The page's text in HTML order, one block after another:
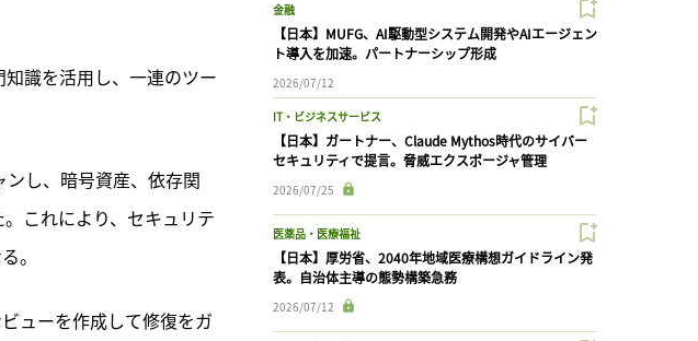
識を活用し、一連のツー
し、暗号資産、依存関
これにより、セキュリテ
。
ューを作成して修復をガ
金融
【日本】MUFG、AI駆動型システム開発やAIエージェン
ト導入を加速。パートナーシップ形成
2026/07/12
IT・ビジネスサービス
【日本】ガートナー、Claude Mythos時代のサイバー
セキュリティで提言。脅威エクスポージャ管理
2026/07/25
医薬品・医療福祉
【日本】厚労省、2040年地域医療構想ガイドライン発
表。自治体主導の態勢構築急務
2026/07/12